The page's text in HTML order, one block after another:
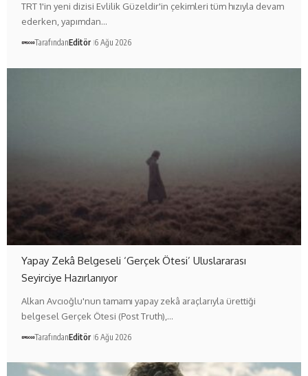
TRT 1'in yeni dizisi Evlilik Güzeldir'in çekimleri tüm hızıyla devam
ederken, yapımdan…
TarafındanEditör 6 Ağu 2026
Yapay Zekâ Belgeseli ‘Gerçek Ötesi’ Uluslararası
Seyirciye Hazırlanıyor
Alkan Avcıoğlu'nun tamamı yapay zekâ araçlarıyla ürettiği
belgesel Gerçek Ötesi (Post Truth),…
TarafındanEditör 6 Ağu 2026